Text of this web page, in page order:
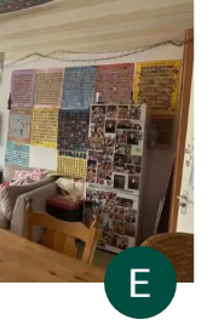
Ella